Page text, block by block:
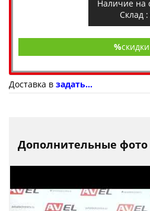
Наличие на
Склад :
%скидки
Доставка в задать...
Дополнительные